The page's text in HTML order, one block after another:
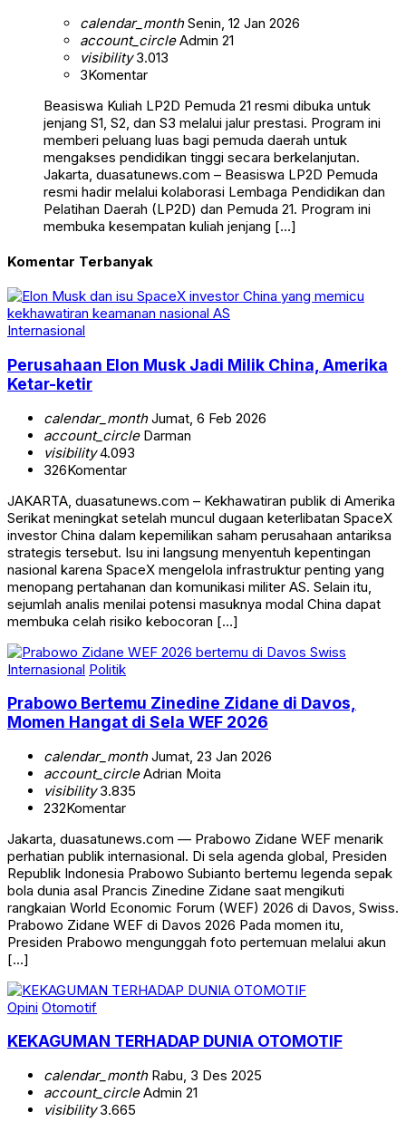
calendar_monthSenin, 12 Jan 2026
account_circleAdmin 21
visibility3.013
3Komentar
Beasiswa Kuliah LP2D Pemuda 21 resmi dibuka untuk
jenjang S1, S2, dan S3 melalui jalur prestasi. Program ini
memberi peluang luas bagi pemuda daerah untuk
mengakses pendidikan tinggi secara berkelanjutan.
Jakarta, duasatunews.com – Beasiswa LP2D Pemuda
resmi hadir melalui kolaborasi Lembaga Pendidikan dan
Pelatihan Daerah (LP2D) dan Pemuda 21. Program ini
membuka kesempatan kuliah jenjang […]
Komentar Terbanyak
Internasional
Perusahaan Elon Musk Jadi Milik China, Amerika
Ketar-ketir
calendar_monthJumat, 6 Feb 2026
account_circleDarman
visibility4.093
326Komentar
JAKARTA, duasatunews.com – Kekhawatiran publik di Amerika
Serikat meningkat setelah muncul dugaan keterlibatan SpaceX
investor China dalam kepemilikan saham perusahaan antariksa
strategis tersebut. Isu ini langsung menyentuh kepentingan
nasional karena SpaceX mengelola infrastruktur penting yang
menopang pertahanan dan komunikasi militer AS. Selain itu,
sejumlah analis menilai potensi masuknya modal China dapat
membuka celah risiko kebocoran […]
Internasional Politik
Prabowo Bertemu Zinedine Zidane di Davos,
Momen Hangat di Sela WEF 2026
calendar_monthJumat, 23 Jan 2026
account_circleAdrian Moita
visibility3.835
232Komentar
Jakarta, duasatunews.com — Prabowo Zidane WEF menarik
perhatian publik internasional. Di sela agenda global, Presiden
Republik Indonesia Prabowo Subianto bertemu legenda sepak
bola dunia asal Prancis Zinedine Zidane saat mengikuti
rangkaian World Economic Forum (WEF) 2026 di Davos, Swiss.
Prabowo Zidane WEF di Davos 2026 Pada momen itu,
Presiden Prabowo mengunggah foto pertemuan melalui akun
[…]
Opini Otomotif
KEKAGUMAN TERHADAP DUNIA OTOMOTIF
calendar_monthRabu, 3 Des 2025
account_circleAdmin 21
visibility3.665